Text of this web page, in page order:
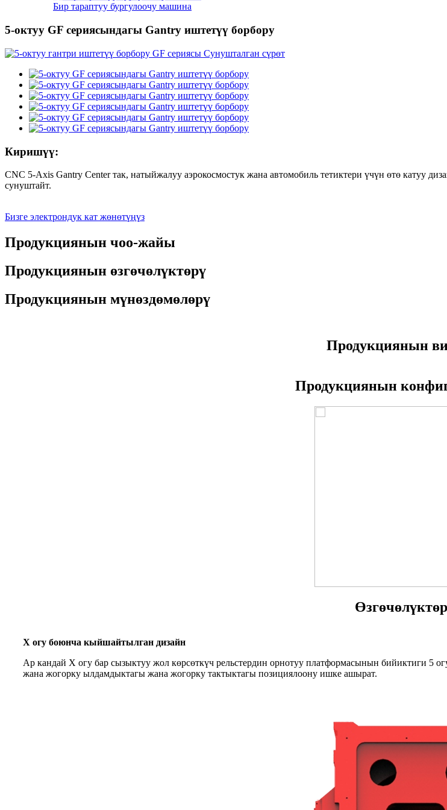
Бир тараптуу бургулоочу машина
5-октуу GF сериясындагы Gantry иштетүү борбору
Киришүү:
CNC 5-Axis Gantry Center так, натыйжалуу аэрокосмостук жана автомобиль тетиктери үчүн өтө катуу
сунуштайт.
Бизге электрондук кат жөнөтүңүз
Продукциянын чоо-жайы
Продукциянын өзгөчөлүктөрү
Продукциянын мүнөздөмөлөрү
Продукциянын
Продукциянын
X огу боюнча кыйшайтылган дизайн
Ар кандай X огу бар сызыктуу жол көрсөткүч рельстердин орнотуу платформасынын бийиктиги 5
жана жогорку ылдамдыктагы жана жогорку тактыктагы позициялоону ишке ашырат.